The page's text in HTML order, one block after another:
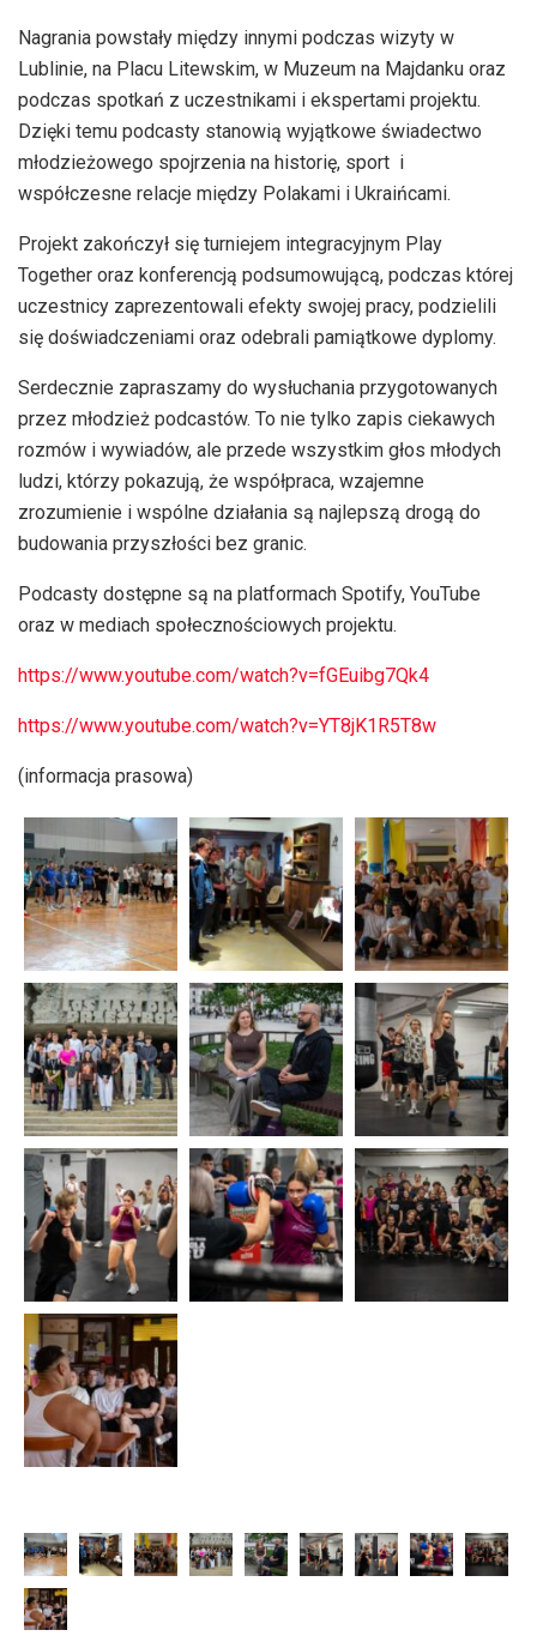
Nagrania powstały między innymi podczas wizyty w
Lublinie, na Placu Litewskim, w Muzeum na Majdanku oraz
podczas spotkań z uczestnikami i ekspertami projektu.
Dzięki temu podcasty stanowią wyjątkowe świadectwo
młodzieżowego spojrzenia na historię, sport i
współczesne relacje między Polakami i Ukraińcami.
Projekt zakończył się turniejem integracyjnym Play
Together oraz konferencją podsumowującą, podczas której
uczestnicy zaprezentowali efekty swojej pracy, podzielili
się doświadczeniami oraz odebrali pamiątkowe dyplomy.
Serdecznie zapraszamy do wysłuchania przygotowanych
przez młodzież podcastów. To nie tylko zapis ciekawych
rozmów i wywiadów, ale przede wszystkim głos młodych
ludzi, którzy pokazują, że współpraca, wzajemne
zrozumienie i wspólne działania są najlepszą drogą do
budowania przyszłości bez granic.
Podcasty dostępne są na platformach Spotify, YouTube
oraz w mediach społecznościowych projektu.
https://www.youtube.com/watch?v=fGEuibg7Qk4
https://www.youtube.com/watch?v=YT8jK1R5T8w
(informacja prasowa)